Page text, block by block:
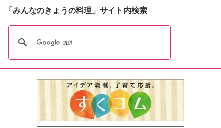
「みんなのきょうの料理」サイト内検索